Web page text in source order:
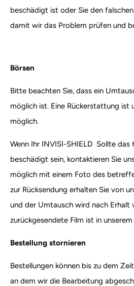
beschädigt ist oder Sie den
damit wir das Problem prüfen und
Börsen
Bitte beachten Sie, dass ein
möglich ist. Eine Rückerstattung ist
möglich.
Wenn Ihr INVISI-SHIELD Sollte das
beschädigt sein, kontaktieren Sie
möglich mit einem Foto des
zur Rücksendung erhalten Sie von
und der Umtausch wird nach Erhalt
zurückgesendete Film ist in
Bestellung stornieren
Bestellungen können bis zu dem
an dem wir die Bearbeitung